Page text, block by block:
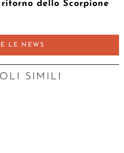
dello Scorpione
LE NEWS
SIMILI